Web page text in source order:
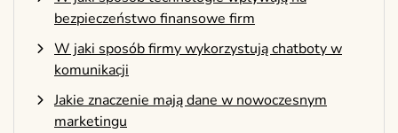
bezpieczeństwo finansowe firm
W jaki sposób firmy wykorzystują chatboty w
komunikacji
Jakie znaczenie mają dane w nowoczesnym
marketingu